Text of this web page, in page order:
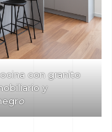
con granito
y
o